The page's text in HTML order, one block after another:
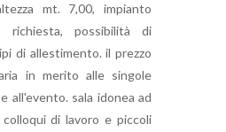
mt. 7,00, impianto
richiesta, possibilità di
di allestimento. il prezzo
in merito alle singole
all'evento. sala idonea ad
di lavoro e piccoli